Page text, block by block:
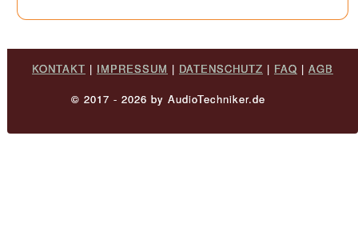
KONTAKT | IMPRESSUM | DATENSCHUTZ | FAQ | AGB
© 2017 - 2026 by AudioTechniker.de